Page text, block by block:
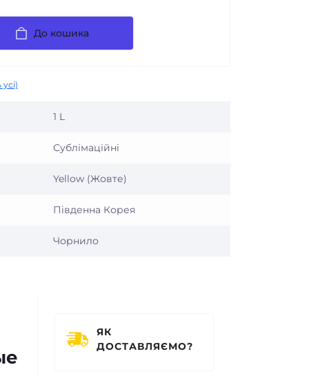
До кошика
1 L
Сублімаційні
Yellow (Жовте)
Південна Корея
Чорнило
ЯК
ДОСТАВЛЯЄМО?